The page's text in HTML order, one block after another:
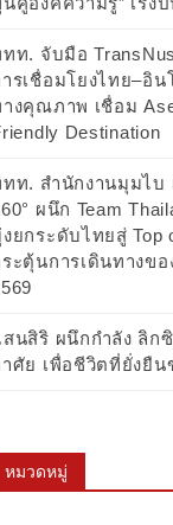
ท. จับมือ
รเชื่อมโยงไทย–อิ
งคุณภาพ เชื่อม
Destination
ท. สำนักงานมุมไบ
ผนึก Team
ยกระดับไทยสู่ Top
ะตุ้นการเดินทางข
นสิริ ผนึกกำลัง ลิก
ศัย เพื่อชีวิตที่ยั่งยืน
หมวดหมู่